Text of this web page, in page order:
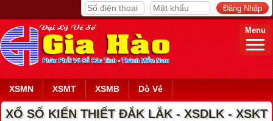
Menu
XSMN XSMT XSMB Dò Vé
XỔ SỐ KIẾN THIẾT ĐẮK LẮK - XSDLK - XSKT